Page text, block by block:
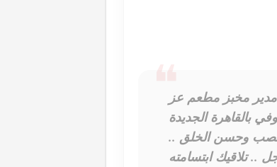
مخبز مطعم عز
بالقاهرة الجديدة
وحسن الخلق ..
تلاقيك ابتسامته